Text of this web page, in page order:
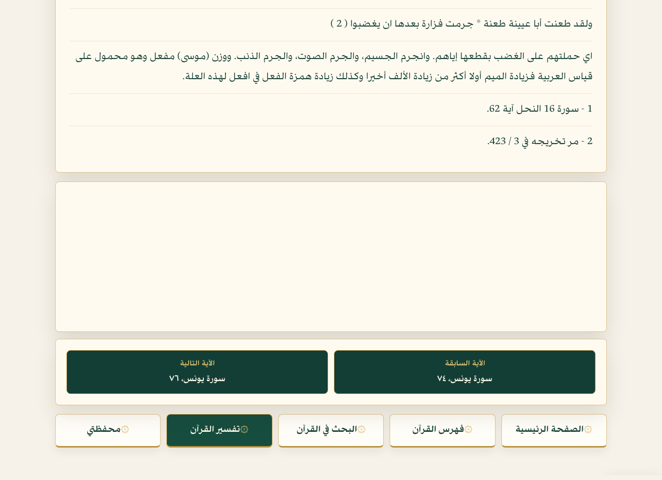
ولقد طعنت أبا عيينة طعنة * جرمت فزارة بعدها ان يغضبوا ( 2 )
اي حملتهم على الغضب بقطعها إياهم. وانجرم الجسيم، والجرم الصوت، والجرم الذنب. ووزن (موسى) مفعل وهو محمول على
قياس العربية فزيادة الميم أولا أكثر من زيادة الألف أخيرا وكذلك زيادة همزة الفعل في افعل لهذه العلة.
1 - سورة 16 النحل آية 62.
2 - مر تخريجه في 3 / 423.
الآية السابقة
سورة يونس، ٧٤
الآية التالية
سورة يونس، ٧٦
۞الصفحة الرئيسية ۞فهرس القرآن ۞البحث في القرآن ۞تفسير القرآن ۞محفظتي